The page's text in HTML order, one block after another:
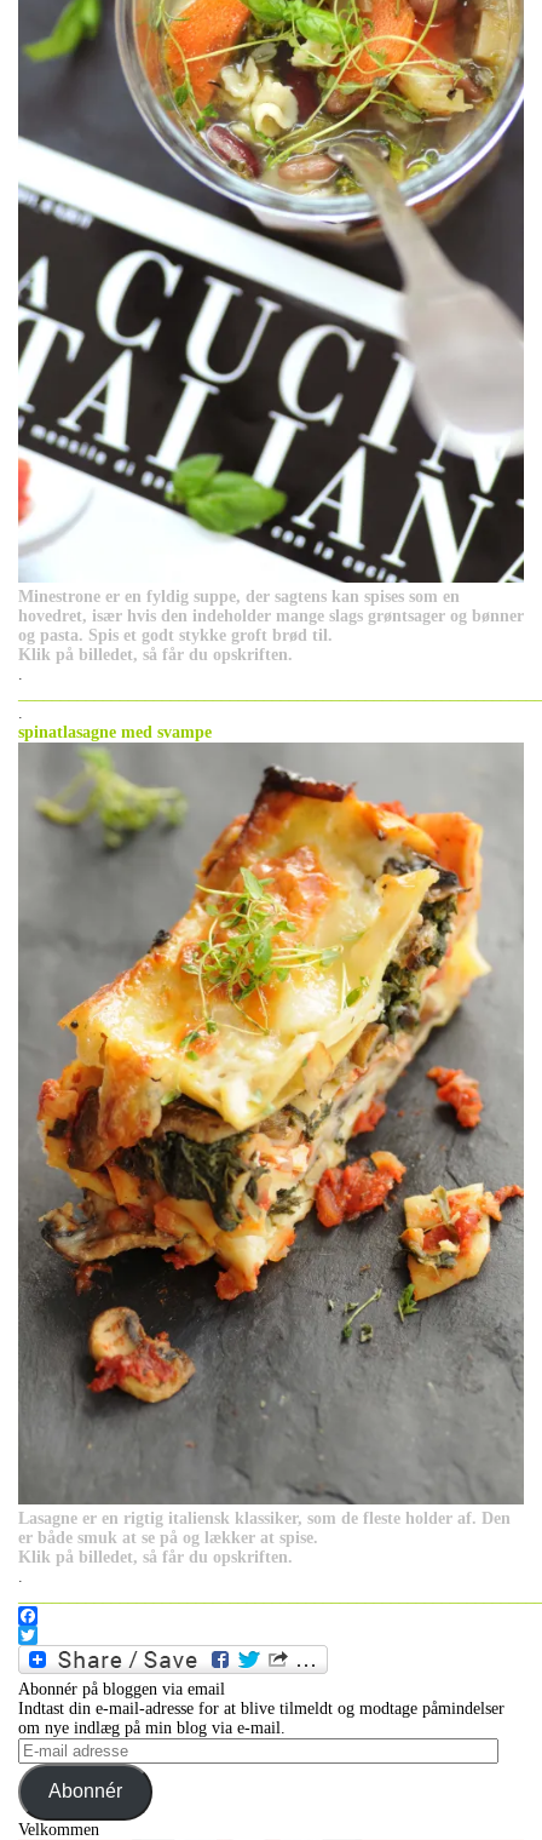
Minestrone er en fyldig suppe, der sagtens kan spises som en
hovedret, især hvis den indeholder mange slags grøntsager og bønner
og pasta. Spis et godt stykke groft brød til.
Klik på billedet, så får du opskriften.
spinatlasagne med svampe
Lasagne er en rigtig italiensk klassiker, som de fleste holder af. Den
er både smuk at se på og lækker at spise.
Klik på billedet, så får du opskriften.
Facebook
Twitter
Abonnér på bloggen via email
Indtast din e-mail-adresse for at blive tilmeldt og modtage påmindelser
om nye indlæg på min blog via e-mail.
E-
mail
adresseAbonnér
Velkommen